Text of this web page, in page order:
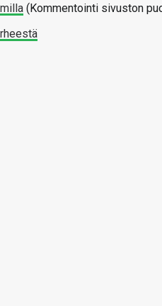
(Kommentointi sivuston